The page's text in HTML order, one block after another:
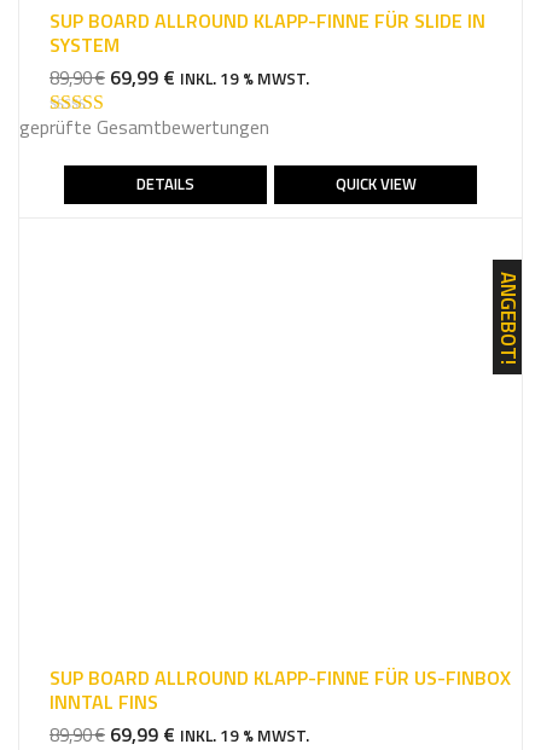
SUP BOARD ALLROUND KLAPP-FINNE FÜR SLIDE IN
SYSTEM
89,90€ URSPRÜNGLICHER
WAR:
89,90 €
69,99 € AKTUELLER
IST:
69,99 €.
INKL. 19 % MWST.
Bewertet mit
geprüfte Gesamtbewertungen
DETAILS QUICK VIEW
ANGEBOT!
SUP BOARD ALLROUND KLAPP-FINNE FÜR US-FINBOX
INNTAL FINS
89,90€ URSPRÜNGLICHER
69,99 € AKTUELLER
INKL. 19 % MWST.